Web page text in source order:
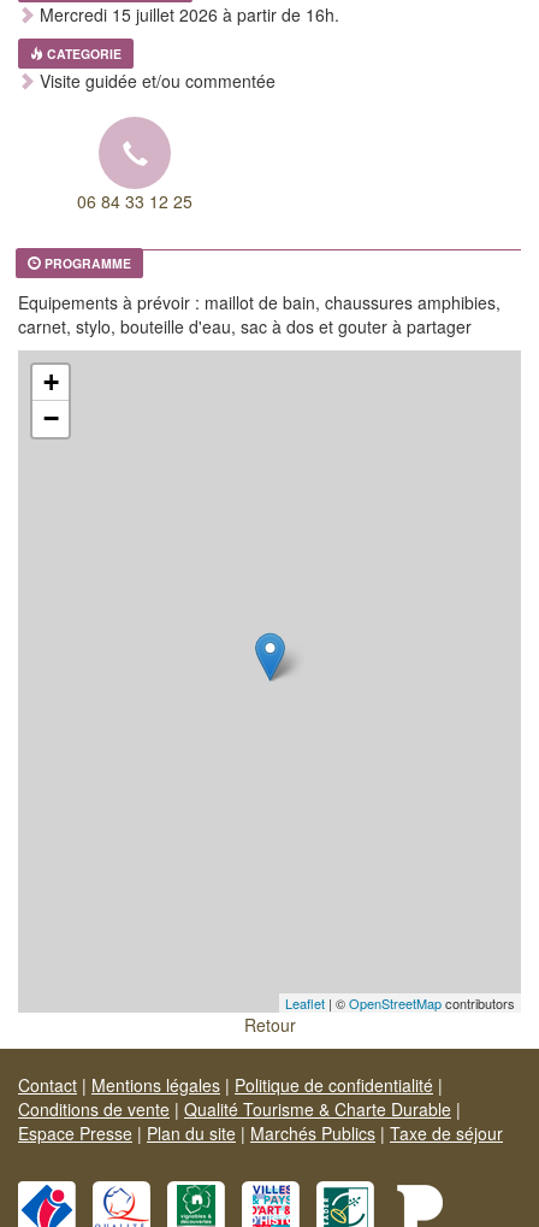
Mercredi 15 juillet 2026 à partir de 16h.
CATEGORIE
Visite guidée et/ou commentée
06 84 33 12 25
PROGRAMME
Equipements à prévoir : maillot de bain, chaussures amphibies,
carnet, stylo, bouteille d'eau, sac à dos et gouter à partager
+
−
Leaflet | ©OpenStreetMapcontributors
Retour
Contact | Mentions légales | Politique de confidentialité |
Conditions de vente | Qualité Tourisme & Charte Durable |
Espace Presse | Plan du site | Marchés Publics | Taxe de séjour